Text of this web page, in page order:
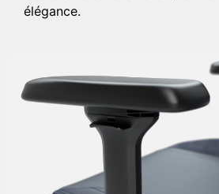
élégance.